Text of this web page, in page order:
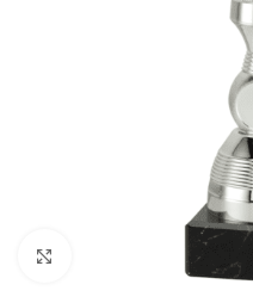
Klik om te vergroten